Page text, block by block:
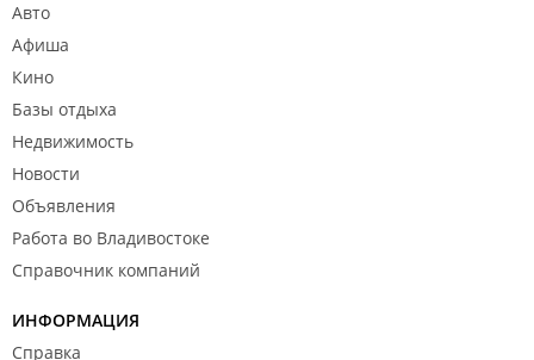
Авто
Афиша
Кино
Базы отдыха
Недвижимость
Новости
Объявления
Работа во Владивостоке
Справочник компаний
ИНФОРМАЦИЯ
Справка